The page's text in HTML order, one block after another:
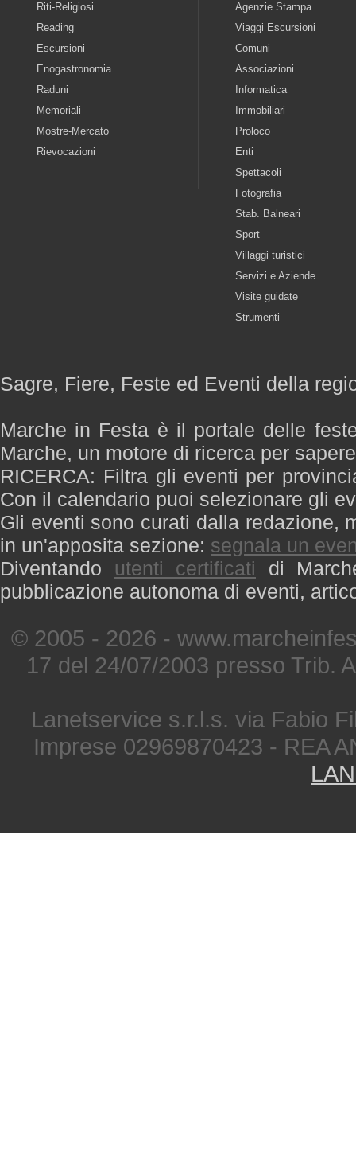
Riti-Religiosi
Reading
Escursioni
Enogastronomia
Raduni
Memoriali
Mostre-Mercato
Rievocazioni
Agenzie Stampa
Viaggi Escursioni
Comuni
Associazioni
Informatica
Immobiliari
Proloco
Enti
Spettacoli
Fotografia
Stab. Balneari
Sport
Villaggi turistici
Servizi e Aziende
Visite guidate
Strumenti
Sagre, Fiere, Feste ed Eventi della
Marche in Festa è il portale delle
Marche, un motore di ricerca per
RICERCA: Filtra gli eventi per
Con il calendario puoi selezionare gli
Gli eventi sono curati dalla redazione,
in un'apposita sezione: segnala un
Diventando utenti certificati di
pubblicazione autonoma di eventi,
© 2005 - 2026 -
17 del 24/07/2003 presso Trib.
Lanetservice s.r.l.s. via Fabio
Imprese 02969870423 - REA